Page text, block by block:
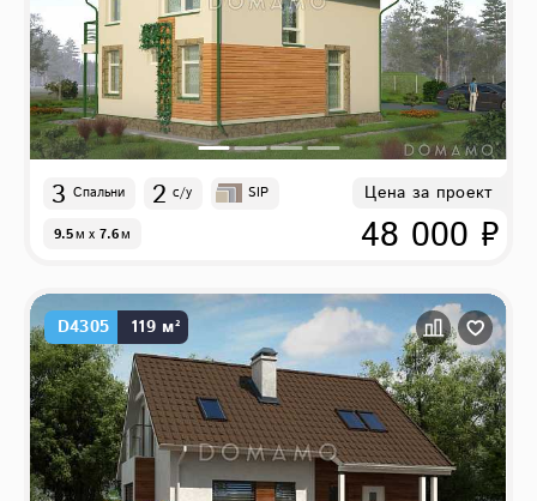
3 Спальни 2 с/у SIP
9.5м x 7.6м
Цена за проект
48 000 ₽
D4305 119 м²